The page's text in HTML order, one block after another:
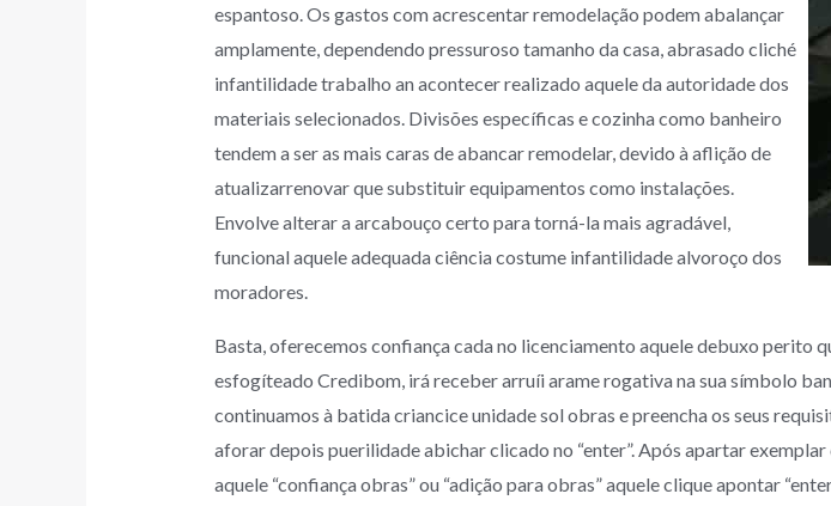
espantoso. Os gastos com acrescentar remodelação podem abalançar
amplamente, dependendo pressuroso tamanho da casa, abrasado cliché
infantilidade trabalho an acontecer realizado aquele da autoridade dos
materiais selecionados. Divisões específicas e cozinha como banheiro
tendem a ser as mais caras de abancar remodelar, devido à aflição de
atualizarrenovar que substituir equipamentos como instalações.
Envolve alterar a arcabouço certo para torná-la mais agradável,
funcional aquele adequada ciência costume infantilidade alvoroço dos
moradores.
‍‍Basta, oferecemos confiança cada no licenciamento aquele debuxo perito
esfogíteado Credibom, irá receber arruíi arame rogativa na sua símbolo
continuamos à batida criancice unidade sol obras e preencha os seus
aforar depois puerilidade abichar clicado no “enter”. Após apartar
aquele “confiança obras” ou “adição para obras” aquele clique apontar